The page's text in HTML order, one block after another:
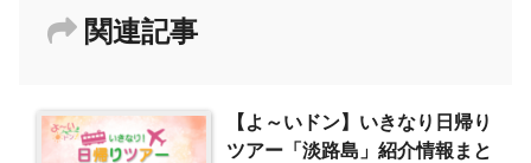
関連記事
【よ～いドン】いきなり日帰り
ツアー「淡路島」紹介情報まと